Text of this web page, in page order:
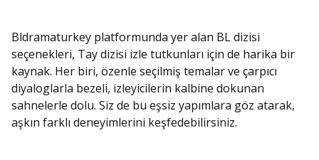
Bldramaturkey platformunda yer alan BL dizisi
seçenekleri, Tay dizisi izle tutkunları için de harika bir
kaynak. Her biri, özenle seçilmiş temalar ve çarpıcı
diyaloglarla bezeli, izleyicilerin kalbine dokunan
sahnelerle dolu. Siz de bu eşsiz yapımlara göz atarak,
aşkın farklı deneyimlerini keşfedebilirsiniz.